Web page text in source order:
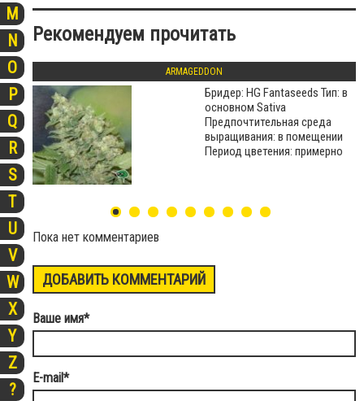
M
N
O
P
Q
R
S
T
U
V
W
X
Y
Z
?
Рекомендуем прочитать
ARMAGEDDON
Бридер: HG Fantaseeds Тип: в
основном Sativa
Предпочтительная среда
выращивания: в помещении
Период цветения: примерно
Пока нет комментариев
ДОБАВИТЬ КОММЕНТАРИЙ
Ваше имя*
E-mail*